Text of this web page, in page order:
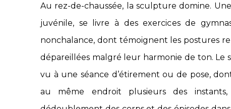
Au rez-de-chaussée, la sculpture domine.
juvénile, se livre à des exercices de
nonchalance, dont témoignent les postures
dépareillées malgré leur harmonie de ton. Le
vu à une séance d’étirement ou de pose,
au même endroit plusieurs des